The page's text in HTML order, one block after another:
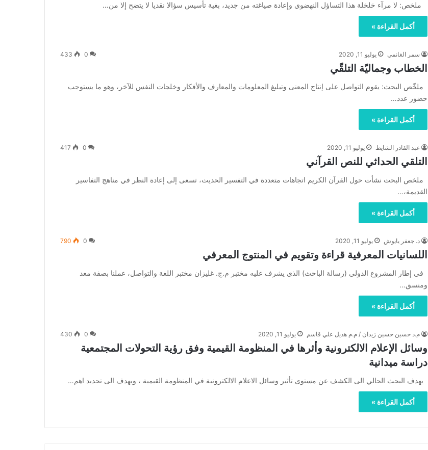
ملخص: لا مرآء خلخلة هذا التساؤل النهضوي وإعادة صياغته من جديد، بغية تأسيس سؤالا نقديا لا يتضح إلا من…
أكمل القراءة »
سمر الغانمي يوليو 11, 2020 0
433
الخطاب وجماليّة التلقّي
ملخّص البحث: يقوم التواصل على إنتاج المعنى وتبليغ المعلومات والمعارف والأفكار وخلجات النفس للآخر، وهو ما يستوجب
حضور عدد…
أكمل القراءة »
عبد القادر الشايط يوليو 11, 2020 0
417
التلقي الحداثي للنص القرآني
ملخص البحث نشأت حول القرآن الكريم اتجاهات متعددة في التفسير الحديث، تسعى إلى إعادة النظر في مناهج التفاسير
القديمة،…
أكمل القراءة »
د. جعفر يايوش يوليو 11, 2020 0
790
اللسانيات المعرفية قراءة وتقويم في المنتوج المعرفي
في إطار المشروع الدولي (رسالة الباحث) الذي يشرف عليه مختبر م.ج. غليزان مختبر اللغة والتواصل، عملنا بصفة معد
ومنسق…
أكمل القراءة »
م.د حسين حسين زيدان / م.م هديل علي قاسم يوليو 11, 2020 0
430
وسائل الإعلام الالكترونية وأثرها في المنظومة القيمية وفق رؤية التحولات المجتمعية
دراسة ميدانية
يهدف البحث الحالي الى الكشف عن مستوى تأثير وسائل الاعلام الالكترونية في المنظومة القيمية ، ويهدف الى تحديد اهم…
أكمل القراءة »